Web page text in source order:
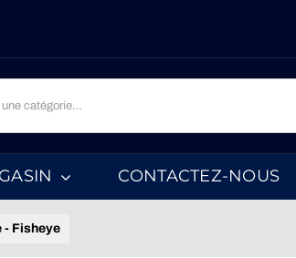
CONTACTEZ-NOUS
- Fisheye